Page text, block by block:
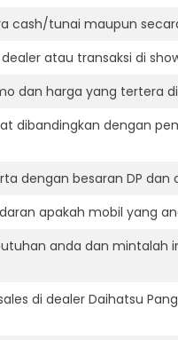
cash/tunai maupun
atau transaksi di
dan harga yang
dibandingkan dengan
dengan besaran DP
apakah mobil yang
anda dan
di dealer Daihatsu